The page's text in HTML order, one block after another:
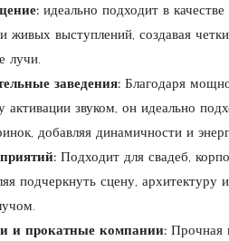
идеально подходит в
живых выступлений, создавая
лучи.
заведения: Благодаря
звуком, он идеально
добавляя динамичности и
Подходит для свадеб,
подчеркнуть сцену,
и прокатные компании: Прочная